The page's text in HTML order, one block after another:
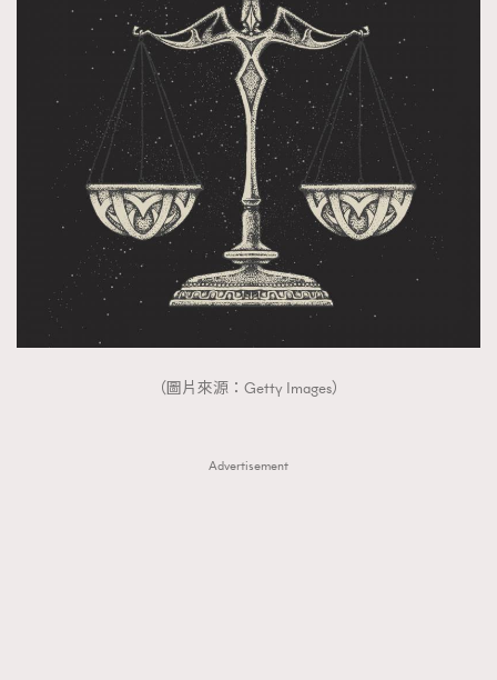
AFrenchMind
DressLikeAParisienne
EmpowerF
FashionWeek FigaroAesthetic
（圖片來源：Getty Images）
Advertisement